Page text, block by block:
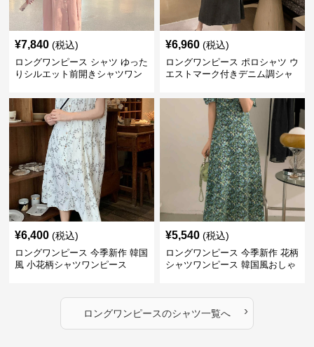
¥7,840 (税込)
ロングワンピース シャツ ゆった
りシルエット前開きシャツワン
¥6,960 (税込)
ロングワンピース ポロシャツ ウ
エストマーク付きデニム調シャ
¥6,400 (税込)
ロングワンピース 今季新作 韓国
風 小花柄シャツワンピース
¥5,540 (税込)
ロングワンピース 今季新作 花柄
シャツワンピース 韓国風おしゃ
ロングワンピースのシャツ一覧へ ›